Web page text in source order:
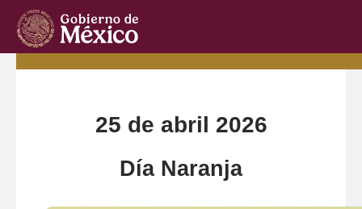
Ir Atrás 25-Abr-2026
25 de abril 2026
Día Naranja